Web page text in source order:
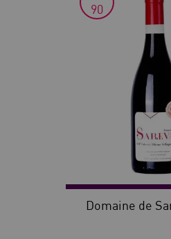
90
Domaine de